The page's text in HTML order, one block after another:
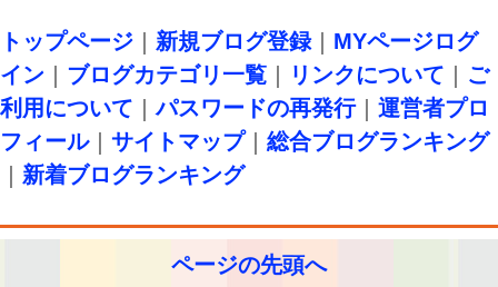
トップページ 新規ブログ登録｜ MYページログ
イン
ブログカテゴリ一覧 リンクについて
ご
利用について ｜パスワードの再発行｜ 運営者プロ
フィール｜ サイトマップ｜ 総合ブログランキング
新着ブログランキング
ページの先頭へ